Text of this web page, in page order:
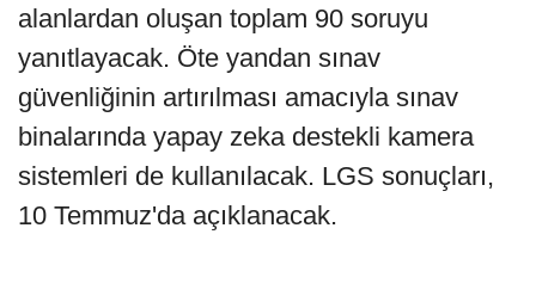
alanlardan oluşan toplam 90 soruyu
yanıtlayacak. Öte yandan sınav
güvenliğinin artırılması amacıyla sınav
binalarında yapay zeka destekli kamera
sistemleri de kullanılacak. LGS sonuçları,
10 Temmuz'da açıklanacak.